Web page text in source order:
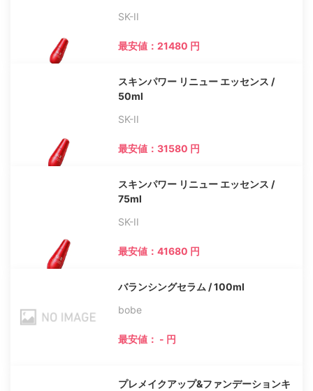
SK-II
最安値：21480 円
スキンパワー リニュー エッセンス /
50ml
SK-II
最安値：31580 円
スキンパワー リニュー エッセンス /
75ml
SK-II
最安値：41680 円
バランシングセラム / 100ml
bobe
最安値： - 円
プレメイクアップ&ファンデーションキ